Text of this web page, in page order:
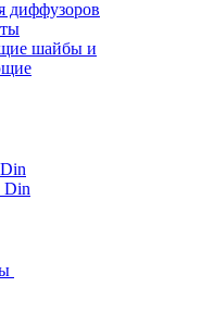
диффузоров
шайбы и
Din